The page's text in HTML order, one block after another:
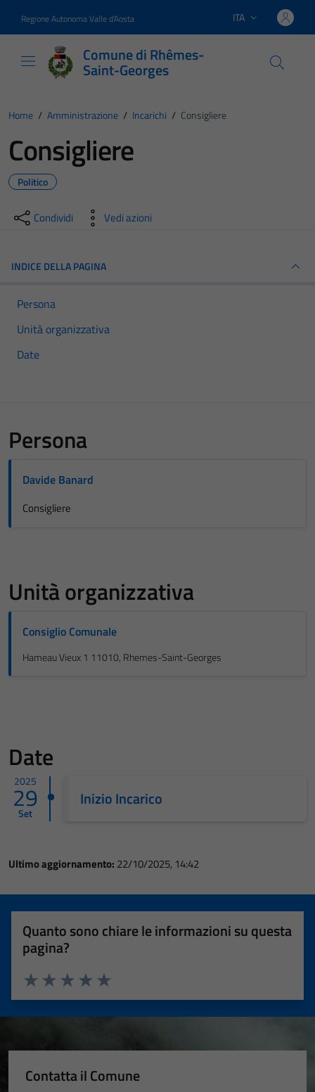
Regione Autonoma Valle d'Aosta Lingua attiva:
ITA
Comune di Rhêmes-
Saint-Georges
Home / Amministrazione / Incarichi / Consigliere
Consigliere
Politico
Condividi Vedi azioni
INDICE DELLA PAGINA
Persona
Unità organizzativa
Date
Persona
Davide Banard
Consigliere
Unità organizzativa
Consiglio Comunale
Hameau Vieux 1 11010, Rhemes-Saint-Georges
Date
2025
29
Set
Inizio Incarico
Ultimo aggiornamento: 22/10/2025, 14:42
Quanto sono chiare le informazioni su questa
pagina?
Valuta 5 stelle su 5
Valuta 4 stelle su 5
Valuta 3 stelle su 5
Valuta 2 stelle su 5
Valuta 1 stelle su 5
Contatta il Comune